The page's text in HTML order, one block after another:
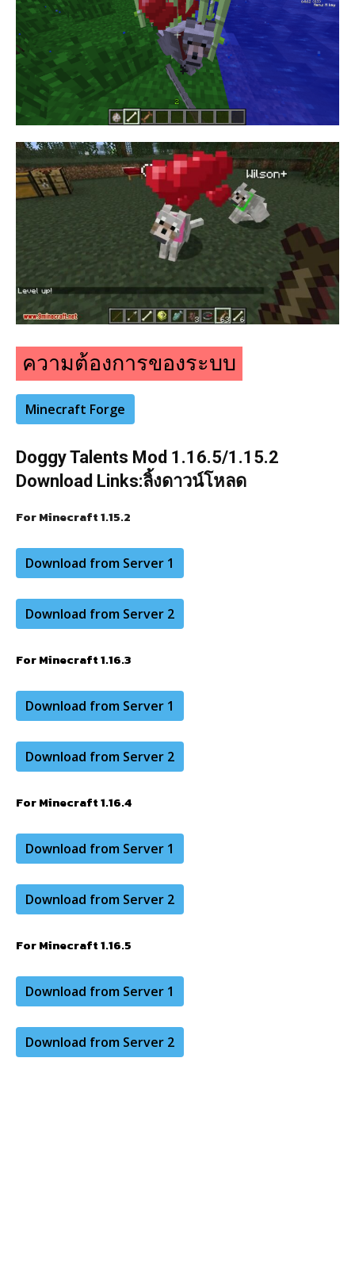
ความต้องการของระบบ
Minecraft Forge
Doggy Talents Mod 1.16.5/1.15.2
Download Links:ลิ้งดาวน์โหลด
For Minecraft 1.15.2
Download from Server 1
Download from Server 2
For Minecraft 1.16.3
Download from Server 1
Download from Server 2
For Minecraft 1.16.4
Download from Server 1
Download from Server 2
For Minecraft 1.16.5
Download from Server 1
Download from Server 2